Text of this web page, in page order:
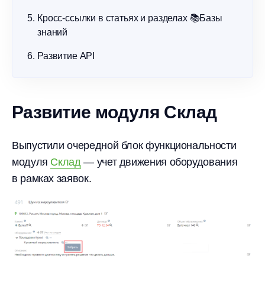
Кросс-ссылки в статьях и разделах 📚Базы
знаний
Развитие API
Развитие модуля Склад
Выпустили очередной блок функциональности
модуля Склад— учет движения оборудования
в рамках заявок.